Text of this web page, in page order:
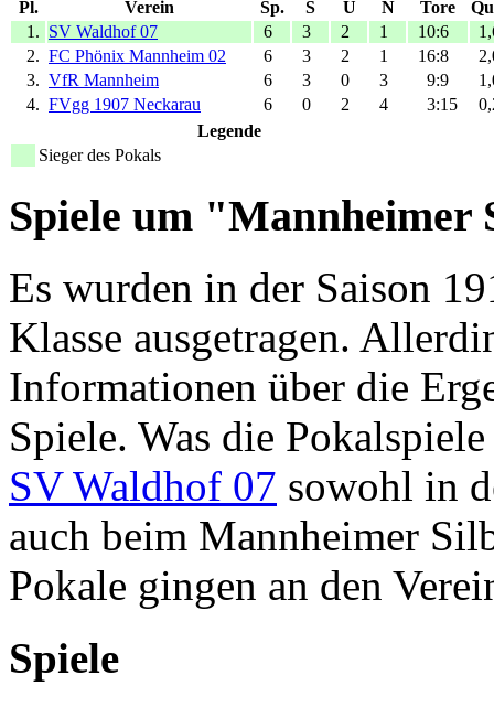
Pl. Verein Sp. S U N Tore
1. SV Waldhof 07 6 3 2 1 10:6
2. FC Phönix Mannheim 02 6 3 2 1 16:8
3. VfR Mannheim 6 3 0 3 9:9
4. FVgg 1907 Neckarau 6 0 2 4 3:15
Legende
Sieger des Pokals
Spiele um
Es wurden in der Saison
Klasse ausgetragen.
Informationen über die
Spiele. Was die
SV Waldhof 07 sowohl in
auch beim Mannheimer
Pokale gingen an den
Spiele